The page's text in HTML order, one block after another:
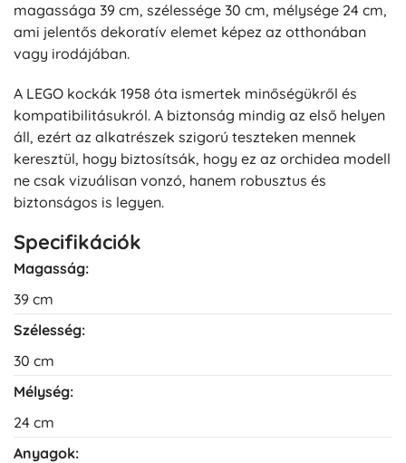
magassága 39 cm, szélessége 30 cm, mélysége 24 cm,
ami jelentős dekoratív elemet képez az otthonában
vagy irodájában.
A LEGO kockák 1958 óta ismertek minőségükről és
kompatibilitásukról. A biztonság mindig az első helyen
áll, ezért az alkatrészek szigorú teszteken mennek
keresztül, hogy biztosítsák, hogy ez az orchidea modell
ne csak vizuálisan vonzó, hanem robusztus és
biztonságos is legyen.
Specifikációk
Magasság:
39 cm
Szélesség:
30 cm
Mélység:
24 cm
Anyagok: